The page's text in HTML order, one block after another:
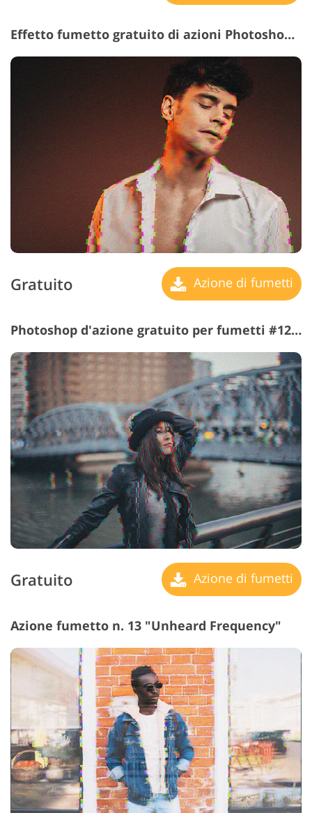
Effetto fumetto gratuito di azioni Photoshop n. 11 "Ambiguity"
Gratuito Azione di fumetti
Photoshop d'azione gratuito per fumetti #12 "Retro Technology"
Gratuito Azione di fumetti
Azione fumetto n. 13 "Unheard Frequency"